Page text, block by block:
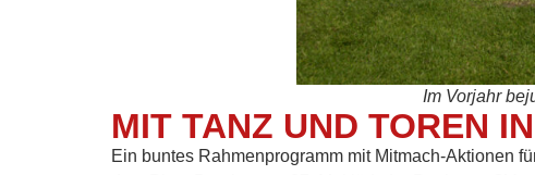
Im Vorjahr
MIT TANZ UND TOREN
Ein buntes Rahmenprogramm mit Mitmach-Aktionen